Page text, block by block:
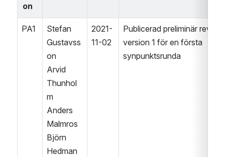
on
PA1
Stefan
Gustavss
on
Arvid
Thunhol
m
Anders
Malmros
Björn
Hedman
2021-
11-02
Publicerad preliminär
version 1 för en första
synpunktsrunda